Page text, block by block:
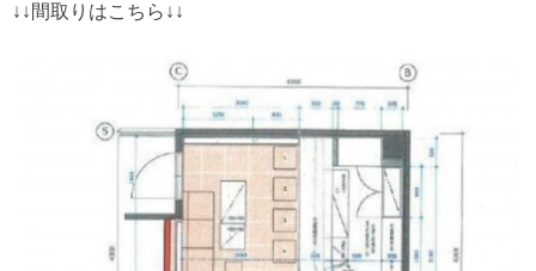
↓↓間取りはこちら↓↓